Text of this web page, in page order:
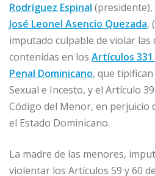
Rodríguez Espinal (presidente),
José Leonel Asencio Quezada,
imputado culpable de violar las
contenidas en los Artículos 331
Penal Dominicano, que
Sexual e Incesto, y el Artículo
Código del Menor, en perjuicio
el Estado Dominicano.
La madre de las menores,
violentar los Artículos 59 y 60